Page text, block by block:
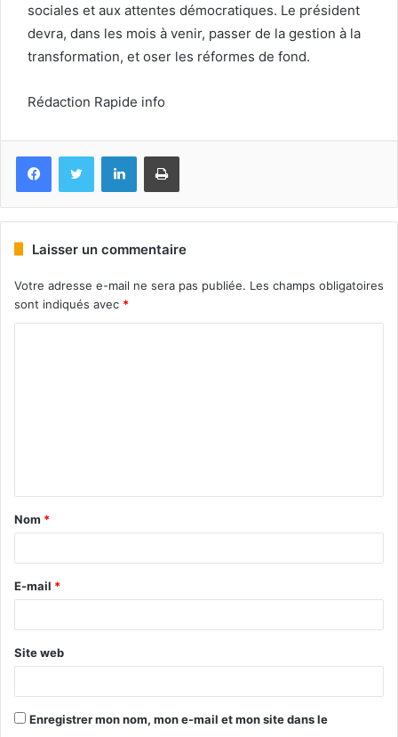
sociales et aux attentes démocratiques. Le président
devra, dans les mois à venir, passer de la gestion à la
transformation, et oser les réformes de fond.
Rédaction Rapide info
FacebookTwitter LinkedinImprimer
Laisser un commentaire
Votre adresse e-mail ne sera pas publiée. Les champs obligatoires
sont indiqués avec *
Nom *
E-mail *
Site web
Enregistrer mon nom, mon e-mail et mon site dans le